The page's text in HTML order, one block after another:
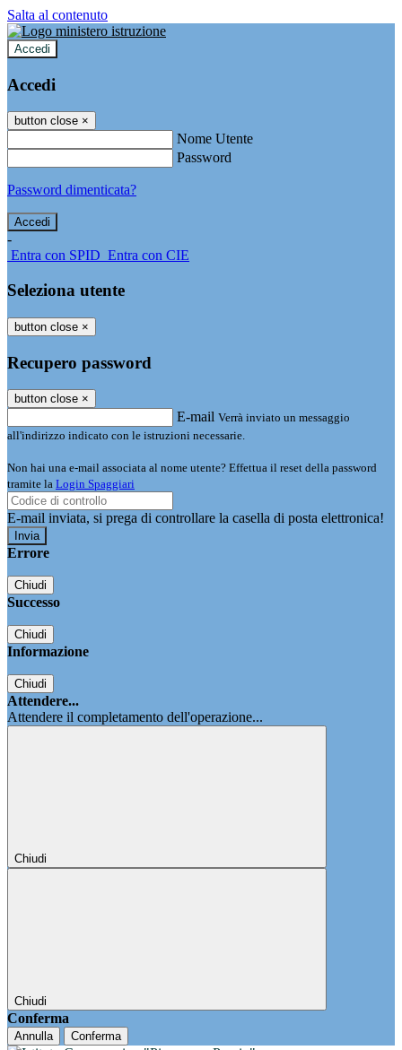
Salta al contenuto
Accedi
Accedi
button close ×
Nome Utente
Password
Password dimenticata?
-
Entra con SPID Entra con CIE
Seleziona utente
button close ×
Recupero password
button close ×
E-mail Verrà inviato un messaggio
all'indirizzo indicato con le istruzioni necessarie.
Non hai una e-mail associata al nome utente? Effettua il reset della password
tramite la Login Spaggiari
E-mail inviata, si prega di controllare la casella di posta elettronica!
Errore
Chiudi
Successo
Chiudi
Informazione
Chiudi
Attendere...
Attendere il completamento dell'operazione...
Chiudi
Chiudi
Conferma
Annulla Conferma